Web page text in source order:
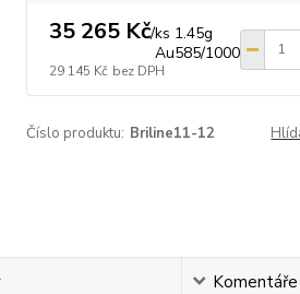
35 265 Kč/ks 1.45g
Au585/1000
29 145 Kč bez DPH
Číslo produktu: Briline11-12
Komentáře